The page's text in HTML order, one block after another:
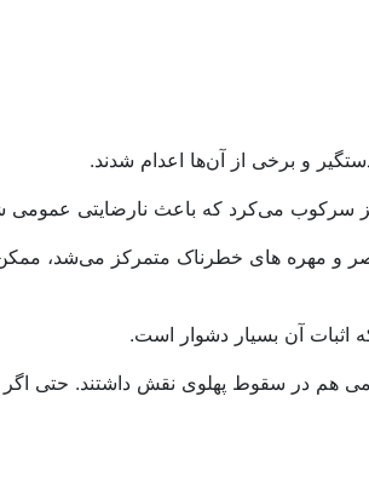
و برخی از آن‌ها اعدام شدند.
سرکوب می‌کرد که باعث نارضایتی عمومی
و مهره های خطرناک متمرکز می‌شد،
هم در سقوط پهلوی نقش داشتند. حتی اگر